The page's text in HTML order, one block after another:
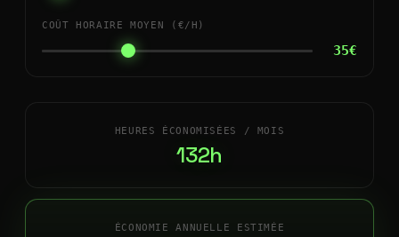
COÛT HORAIRE MOYEN (€/H)
35€
HEURES ÉCONOMISÉES / MOIS
132h
ÉCONOMIE ANNUELLE ESTIMÉE